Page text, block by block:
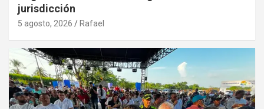
jurisdicción
5 agosto, 2026 Rafael